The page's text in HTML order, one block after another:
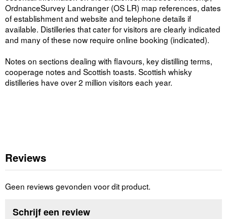
OrdnanceSurvey Landranger (OS LR) map references, dates
of establishment and website and telephone details if
available. Distilleries that cater for visitors are clearly indicated
and many of these now require online booking (indicated).
Notes on sections dealing with flavours, key distilling terms,
cooperage notes and Scottish toasts. Scottish whisky
distilleries have over 2 million visitors each year.
Reviews
Geen reviews gevonden voor dit product.
Schrijf een review